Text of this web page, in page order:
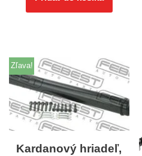
Zľava!
Kardanový hriadeľ,